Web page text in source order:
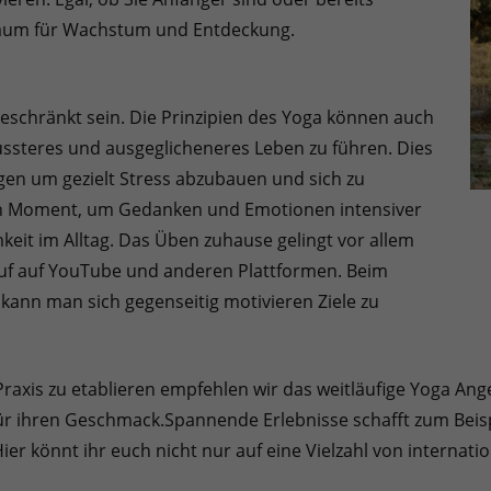
für Wachstum und Entdeckung.
sein. Die Prinzipien des Yoga können auch
und ausgeglicheneres Leben zu führen. Dies
um gezielt Stress abzubauen und sich zu
um Gedanken und Emotionen intensiver
im Alltag. Das Üben zuhause gelingt vor allem
auf YouTube und anderen Plattformen. Beim
man sich gegenseitig motivieren Ziele zu
zu etablieren empfehlen wir das weitläufige Yoga
ihren Geschmack.Spannende Erlebnisse schafft zum
könnt ihr euch nicht nur auf eine Vielzahl von